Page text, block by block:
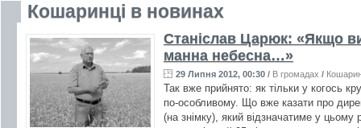
Кошаринці в новинах
Станіслав Царюк: «Якщо
манна небесна…»
29 Липня 2012, 00:30 / В громадах /
Так вже прийнято: як тільки у когось
по-особливому. Що вже казати про
(на знімку), який відзначатиме у цьому